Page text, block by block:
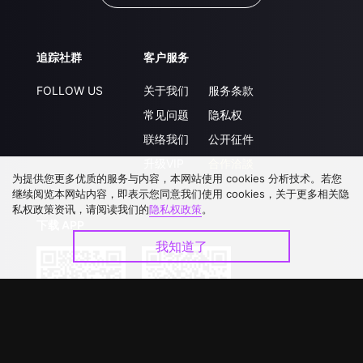
追踪社群
FOLLOW US
客户服务
关于我们
常见问题
联络我们
服务条款
隐私权
公开征件
为提供您更多优质的服务与内容，本网站使用 cookies 分析技术。若您
继续阅览本网站内容，即表示您同意我们使用 cookies，关于更多相关隐
私权政策资讯，请阅读我们的隐私权政策。
我知道了